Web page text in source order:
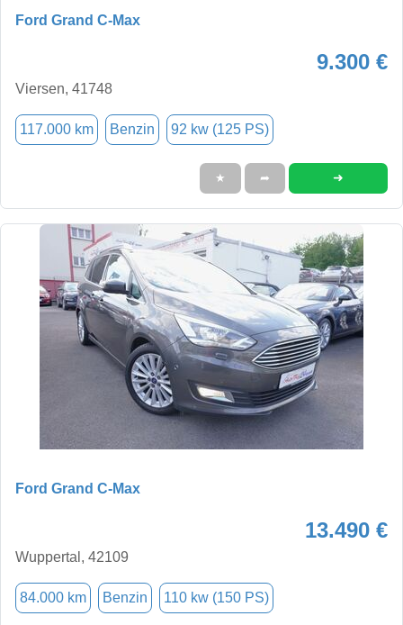
Ford Grand C-Max
9.300 €
Viersen, 41748
117.000 km Benzin 92 kw (125 PS)
★ ➦ ➜
Ford Grand C-Max
13.490 €
Wuppertal, 42109
84.000 km Benzin 110 kw (150 PS)